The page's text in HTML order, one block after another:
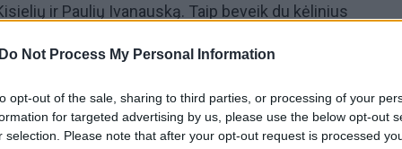
Do Not Process My Personal Information
opt-out of the sale, sharing to third parties, or processing of your
for targeted advertising by us, please use the below opt-out
selection. Please note that after your opt-out request is processed
ir Paulių Ivanauską. Taip beveik du kėlinius
„Vytautą“ 90:67 (18:22, 21:18, 24:14, 27:13).
Krepšinis Žalgiris